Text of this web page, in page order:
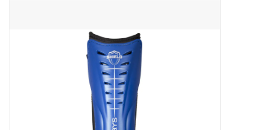
Afspraak Loop Analyse